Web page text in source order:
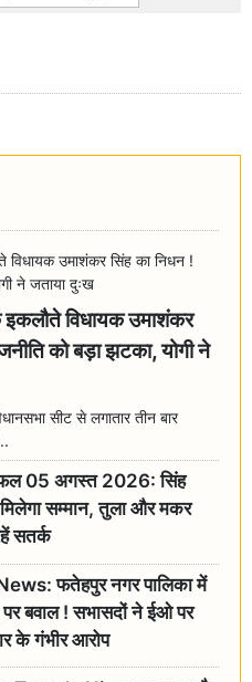
विधायक उमाशंकर
को बड़ा झटका, योगी ने
सीट से लगातार तीन बार
05 अगस्त 2026: सिंह
मिलेगा सम्मान, तुला और मकर
सतर्क
फतेहपुर नगर पालिका में
पर बवाल ! सभासदों ने ईओ पर
के गंभीर आरोप